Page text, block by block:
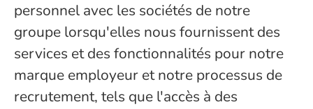
personnel avec les sociétés de notre
groupe lorsqu'elles nous fournissent des
services et des fonctionnalités pour notre
marque employeur et notre processus de
recrutement, tels que l'accès à des